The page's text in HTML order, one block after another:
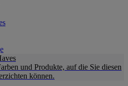
und Produkte, auf die Sie diesen
können.